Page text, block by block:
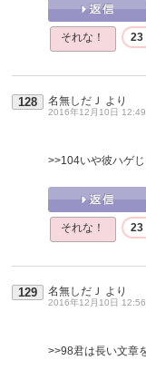
それな！ 23
128 名無しだＪ より
2016年12月10日
>>104いや彼ハゲ
それな！ 23
129 名無しだＪ より
2016年12月10日
>>98君は長い文章